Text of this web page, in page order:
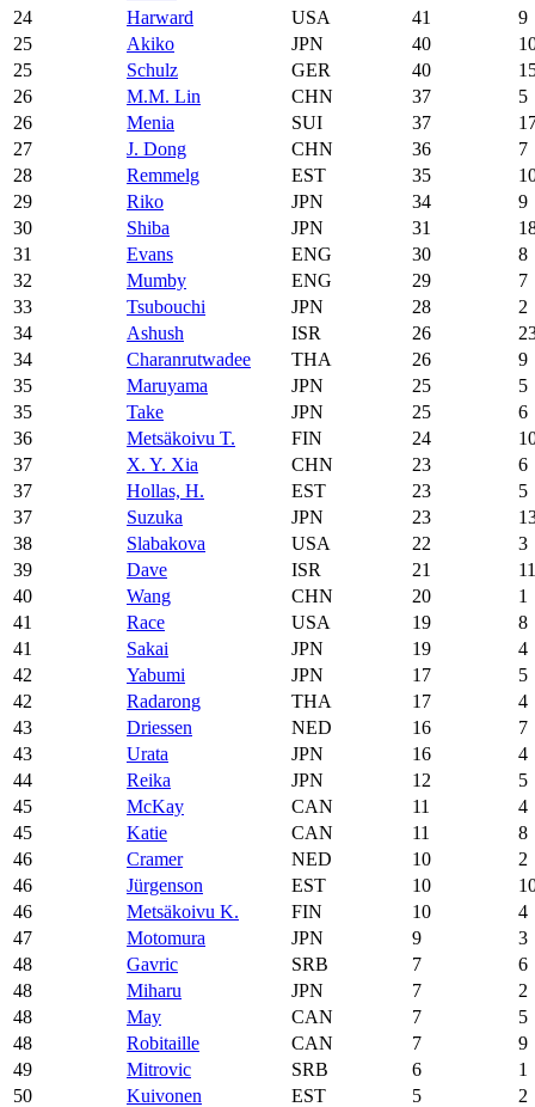
24
Harward USA 41
9
25
Akiko JPN 40
25
Schulz GER 40
26
M.M. Lin CHN 37
5
26
Menia SUI 37
27
J. Dong CHN 36
7
28
Remmelg EST 35
29
Riko JPN 34
9
30
Shiba JPN 31
31
Evans ENG 30
8
32
Mumby ENG 29
7
33
Tsubouchi JPN 28
2
34
Ashush ISR 26
34
Charanrutwadee THA 26
9
35
Maruyama JPN 25
5
35
Take JPN 25
6
36
Metsäkoivu T. FIN 24
37
X. Y. Xia CHN 23
6
37
Hollas, H. EST 23
5
37
Suzuka JPN 23
38
Slabakova USA 22
3
39
Dave ISR 21
11
40
Wang CHN 20
1
41
Race USA 19
8
41
Sakai JPN 19
4
42
Yabumi JPN 17
5
42
Radarong THA 17
4
43
Driessen NED 16
7
43
Urata JPN 16
4
44
Reika JPN 12
5
45
McKay CAN 11
4
45
Katie CAN 11
8
46
Cramer NED 10
2
46
Jürgenson EST 10
46
Metsäkoivu K. FIN 10
4
47
Motomura JPN 9
3
48
Gavric SRB 7
6
48
Miharu JPN 7
2
48
May CAN 7
5
48
Robitaille CAN 7
9
49
Mitrovic SRB 6
1
50
Kuivonen EST 5
2